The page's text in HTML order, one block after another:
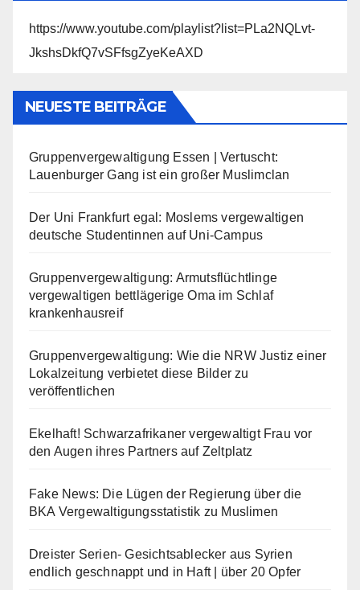
https://www.youtube.com/playlist?list=PLa2NQLvt-
JkshsDkfQ7vSFfsgZyeKeAXD
NEUESTE BEITRÄGE
Gruppenvergewaltigung Essen | Vertuscht:
Lauenburger Gang ist ein großer Muslimclan
Der Uni Frankfurt egal: Moslems vergewaltigen
deutsche Studentinnen auf Uni-Campus
Gruppenvergewaltigung: Armutsflüchtlinge
vergewaltigen bettlägerige Oma im Schlaf
krankenhausreif
Gruppenvergewaltigung: Wie die NRW Justiz einer
Lokalzeitung verbietet diese Bilder zu
veröffentlichen
Ekelhaft! Schwarzafrikaner vergewaltigt Frau vor
den Augen ihres Partners auf Zeltplatz
Fake News: Die Lügen der Regierung über die
BKA Vergewaltigungsstatistik zu Muslimen
Dreister Serien- Gesichtsablecker aus Syrien
endlich geschnappt und in Haft | über 20 Opfer